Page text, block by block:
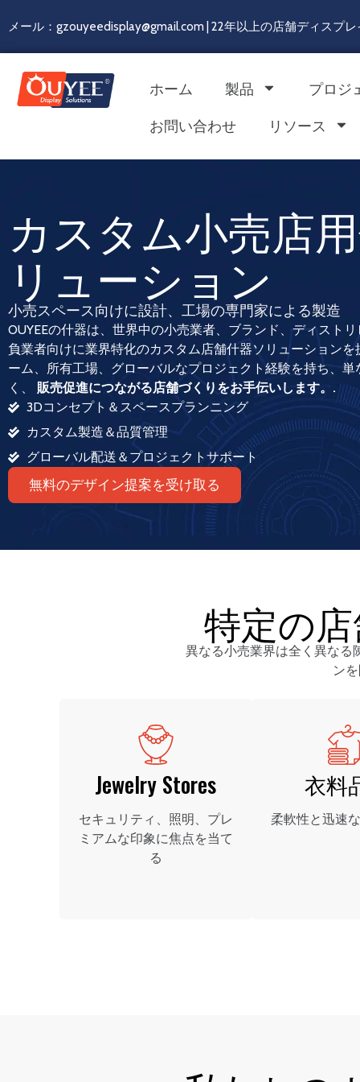
メール：gzouyeedisplay@gmail.com | 22年以上の店舗ディスプ
ホーム 製品
プロジ
お問い合わせ
リソース
カスタム小売店
リューション
小売スペース向けに設計、工場の専門家による製造
OUYEEの什器は、世界中の小売業者、ブランド、ディスト
負業者向けに業界特化のカスタム店舗什器ソリューション
ーム、所有工場、グローバルなプロジェクト経験を持ち、
く、 販売促進につながる店舗づくりをお手伝いします。.
3Dコンセプト＆スペースプランニング
カスタム製造＆品質管理
グローバル配送＆プロジェクトサポート
無料のデザイン提案を受け取る
特定の
異なる小売業界は全く異なる
ン
Jewelry Stores
セキュリティ、照明、プレ
ミアムな印象に焦点を当て
る
衣料
柔軟性と迅速